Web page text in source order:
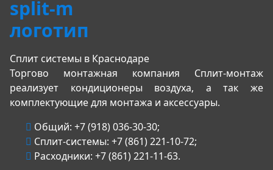
Сплит системы в Краснодаре
Торгово монтажная компания Сплит-монтаж
реализует кондиционеры воздуха, а так же
комплектующие для монтажа и аксессуары.
Общий: +7 (918) 036-30-30;
Сплит-системы: +7 (861) 221-10-72;
Расходники: +7 (861) 221-11-63.